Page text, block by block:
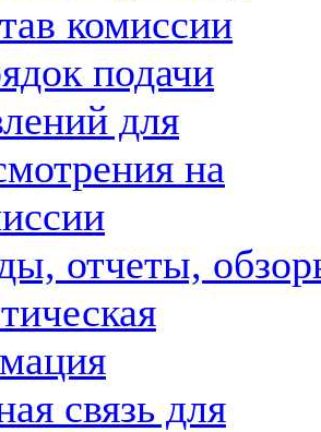
комиссии
подачи
для
на
отчеты,
связь для